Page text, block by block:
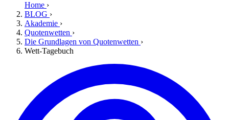
Home ›
BLOG ›
Akademie ›
Quotenwetten ›
Die Grundlagen von Quotenwetten ›
Wett-Tagebuch